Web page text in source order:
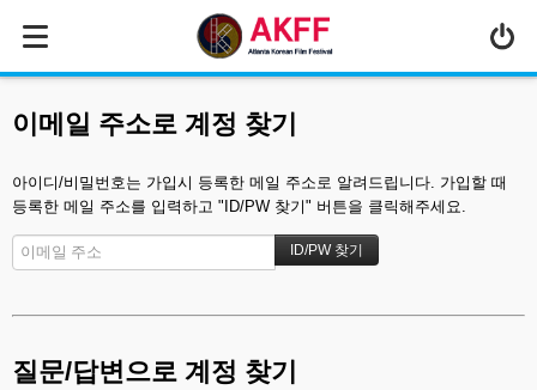
이메일 주소로 계정 찾기
아이디/비밀번호는 가입시 등록한 메일 주소로 알려드립니다. 가입할 때
등록한 메일 주소를 입력하고 "ID/PW 찾기" 버튼을 클릭해주세요.
질문/답변으로 계정 찾기
MENU
PRESS/MEDIA
JOIN & SUPPORT